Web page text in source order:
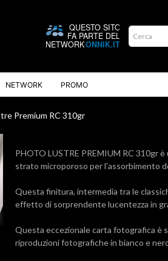
NETWORK PROMO
Premium RC 310gr
PHOTO LUSTRE PREMIUM RC 310gr
strato microporoso per l’assorbimento
Questa finitura, intermedia tra le
effetto di sorprendente lucentezza in
Questa eccezionale carta fotografica è
riproduzioni fotografiche in bianco e